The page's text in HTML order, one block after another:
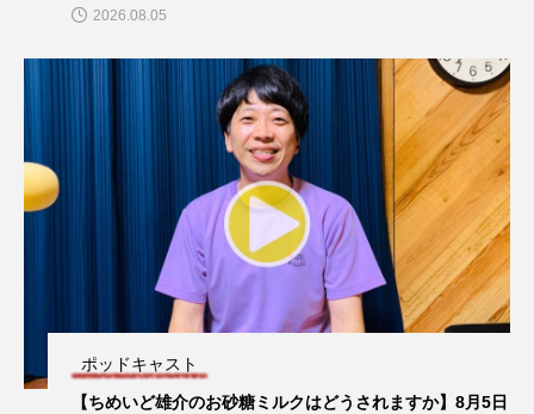
『今日の空が一番好き、とまだ言えない僕は』
あかしあジュニア合唱団「さくらんぼ」
あかしあ台小学校 あじさいコンサート
あっぷっぷのぷ～ あなたが眠る間
2026.08.05
ポッドキャスト
【ちめいど雄介のお砂糖ミルクはどうされますか】8月5日
プレイリスト
【プレイリスト】昭和50年代の名曲100選！